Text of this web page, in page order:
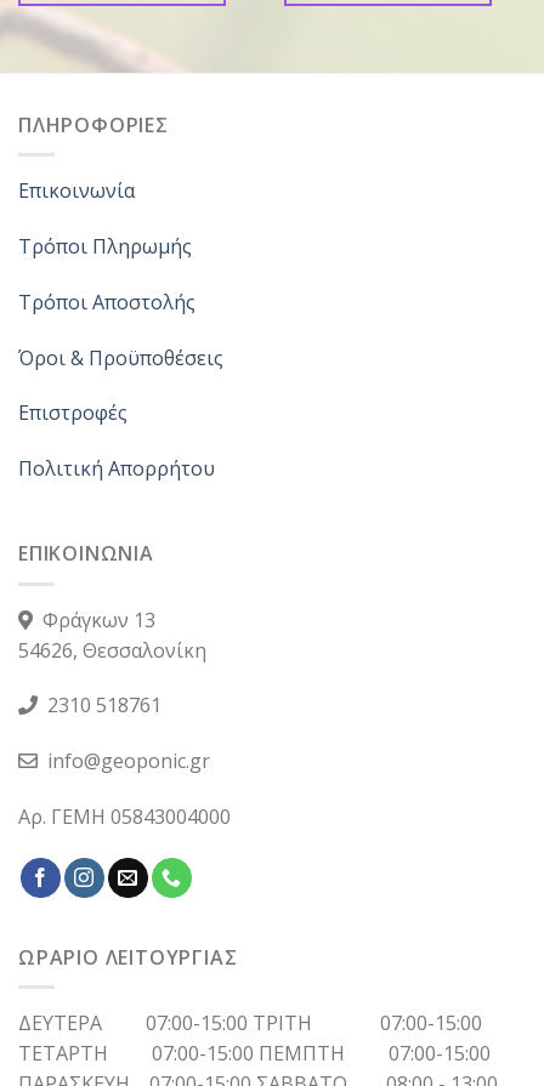
ΠΛΗΡΟΦΟΡΙΕΣ
Επικοινωνία
Τρόποι Πληρωμής
Τρόποι Αποστολής
Όροι & Προϋποθέσεις
Επιστροφές
Πολιτική Απορρήτου
ΕΠΙΚΟΙΝΩΝΙΑ
Φράγκων 13
54626, Θεσσαλονίκη
2310 518761
info@geoponic.gr
Αρ. ΓΕΜΗ 05843004000
ΩΡΑΡΙΟ ΛΕΙΤΟΥΡΓΙΑΣ
ΔΕΥΤΕΡΑ 07:00-15:00 ΤΡΙΤΗ 07:00-15:00
ΤΕΤΑΡΤΗ 07:00-15:00 ΠΕΜΠΤΗ 07:00-15:00